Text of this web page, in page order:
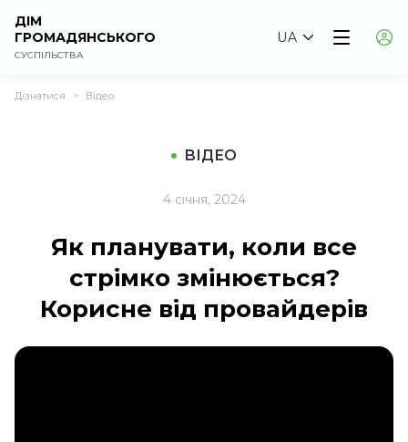
ДІМ
ГРОМАДЯНСЬКОГО
СУСПІЛЬСТВА
UA
Дізнатися > Відео
ВІДЕО
4 січня, 2024
Як планувати, коли все
стрімко змінюється?
Корисне від провайдерів